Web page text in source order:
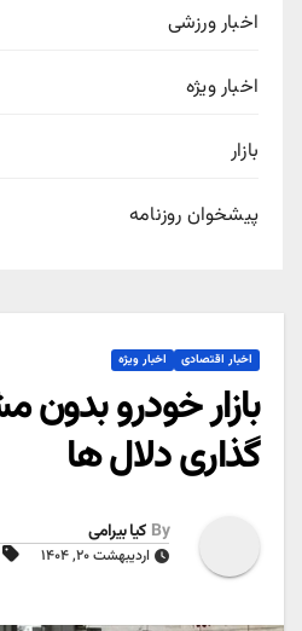
اخبار ورزشی
اخبار ویژه
بازار
پیشخوان روزنامه
اخبار اقتصادی اخبار ویژه
بازار خودرو
گذاری دلال ها
By کیا بیرامی
اردیبهشت ۲۰, ۱۴۰۴